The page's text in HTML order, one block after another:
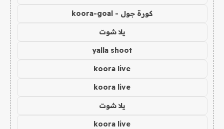
كورة جول - koora-goal
يلا شوت
yalla shoot
koora live
koora live
يلا شوت
koora live